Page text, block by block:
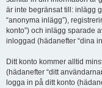
är inte begränsat till: inlägg
“anonyma inlägg”),
konto”) och inlägg sparade
inloggad (hädanefter “dina
Ditt konto kommer alltid
(hädanefter “ditt
logga in på ditt konto